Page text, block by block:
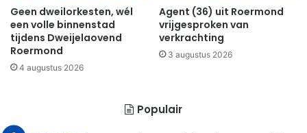
Geen dweilorkesten, wél
een volle binnenstad
tijdens Dweijelaovend
Roermond
4 augustus 2026
Agent (36) uit Roermond
vrijgesproken van
verkrachting
3 augustus 2026
Populair